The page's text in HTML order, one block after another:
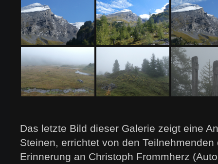
Das letzte Bild dieser Galerie zeigt eine
Steinen, errichtet von den Teilnehmenden
Erinnerung an Christoph Frommherz